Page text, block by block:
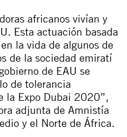
africanos vivían y
Esta actuación basada
la vida de algunos de
de la sociedad emiratí
de EAU se
de tolerancia
la Expo Dubai 2020”,
adjunta de Amnistía
y el Norte de África.